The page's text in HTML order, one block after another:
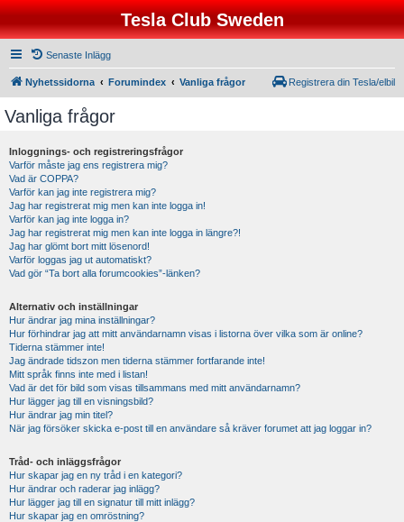
Tesla Club Sweden
Senaste Inlägg
Nyhetssidorna Forumindex Vanliga frågor Registrera din Tesla/elbil
Vanliga frågor
Inloggnings- och registreringsfrågor
Varför måste jag ens registrera mig?
Vad är COPPA?
Varför kan jag inte registrera mig?
Jag har registrerat mig men kan inte logga in!
Varför kan jag inte logga in?
Jag har registrerat mig men kan inte logga in längre?!
Jag har glömt bort mitt lösenord!
Varför loggas jag ut automatiskt?
Vad gör “Ta bort alla forumcookies”-länken?
Alternativ och inställningar
Hur ändrar jag mina inställningar?
Hur förhindrar jag att mitt användarnamn visas i listorna över vilka som är online?
Tiderna stämmer inte!
Jag ändrade tidszon men tiderna stämmer fortfarande inte!
Mitt språk finns inte med i listan!
Vad är det för bild som visas tillsammans med mitt användarnamn?
Hur lägger jag till en visningsbild?
Hur ändrar jag min titel?
När jag försöker skicka e-post till en användare så kräver forumet att jag loggar in?
Tråd- och inläggsfrågor
Hur skapar jag en ny tråd i en kategori?
Hur ändrar och raderar jag inlägg?
Hur lägger jag till en signatur till mitt inlägg?
Hur skapar jag en omröstning?